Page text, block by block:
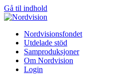
Gå til indhold
Nordvisionsfondet
Utdelade stöd
Samproduksjoner
Om Nordvision
Login